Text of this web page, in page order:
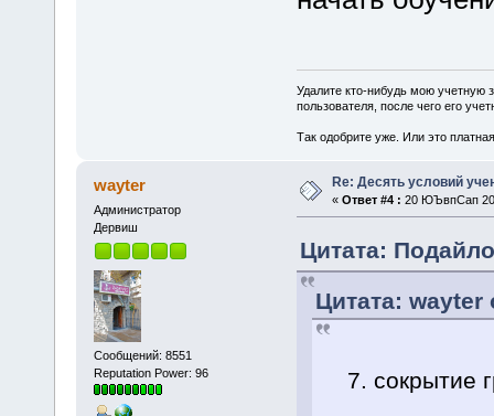
Удалите кто-нибудь мою учетную
пользователя, после чего его
Так одобрите уже. Или это
wayter
Администратор
Дервиш
Сообщений: 8551
Reputation Power: 96
Re: Десять условий
« Ответ #4 : 20 ЮЪвпСап
Цитата:
Цитата:
7. сокрытие